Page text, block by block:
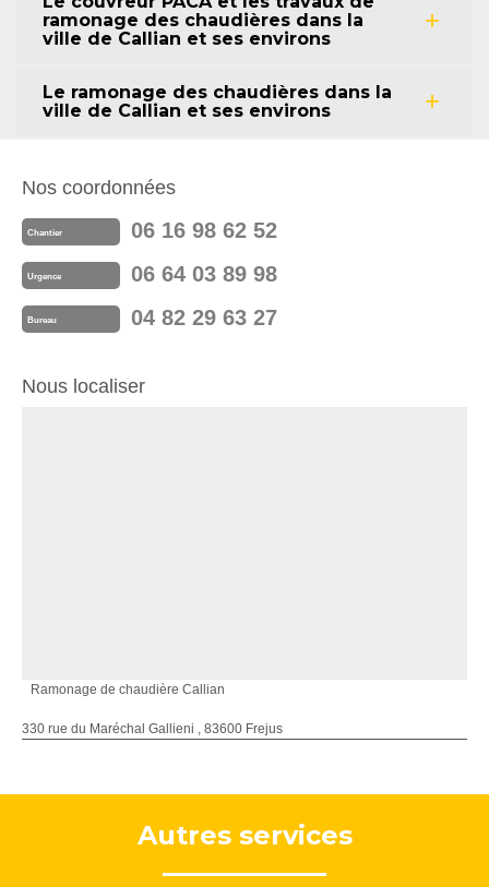
ramonage des chaudières dans la
ville de Callian et ses environs
Le ramonage des chaudières dans la
ville de Callian et ses environs
Nos coordonnées
Chantier 06 16 98 62 52
Urgence 06 64 03 89 98
Bureau 04 82 29 63 27
Nous localiser
Ramonage de chaudière Callian
330 rue du Maréchal Gallieni , 83600 Frejus
Autres services